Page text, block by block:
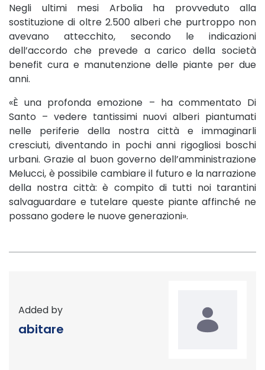
Negli ultimi mesi Arbolia ha provveduto alla
sostituzione di oltre 2.500 alberi che purtroppo non
avevano attecchito, secondo le indicazioni
dell’accordo che prevede a carico della società
benefit cura e manutenzione delle piante per due
anni.
«È una profonda emozione – ha commentato Di
Santo – vedere tantissimi nuovi alberi piantumati
nelle periferie della nostra città e immaginarli
cresciuti, diventando in pochi anni rigogliosi boschi
urbani. Grazie al buon governo dell’amministrazione
Melucci, è possibile cambiare il futuro e la narrazione
della nostra città: è compito di tutti noi tarantini
salvaguardare e tutelare queste piante affinché ne
possano godere le nuove generazioni».
Added by
abitare